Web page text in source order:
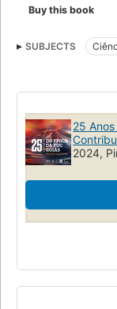
Buy this book
SUBJECTS
25
2024,